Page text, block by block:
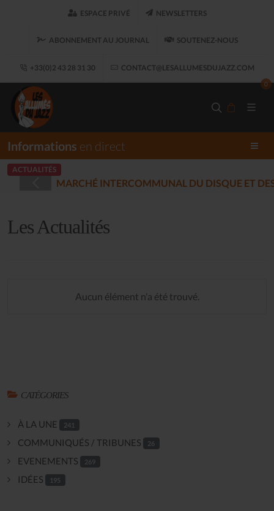
ESPACE PRIVÉ NEWSLETTERS
ABONNEMENT AU JOURNAL SOUTENEZ-NOUS
+33(0)2 43 28 31 30 CONTACT@LESALLUMESDUJAZZ.COM
0
Informations en direct
ACTUALITÉS
- PLOUARET(2025-12-17)
Les Actualités
Aucun élément n'a été trouvé.
CATÉGORIES
À LA UNE 241
COMMUNIQUÉS / TRIBUNES 26
EVENEMENTS 269
IDÉES 195